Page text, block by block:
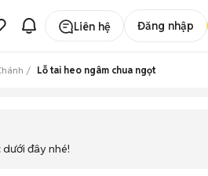
Liên hệ Đăng nhập
Lỗ tai heo ngâm chua ngọt
đây nhé!